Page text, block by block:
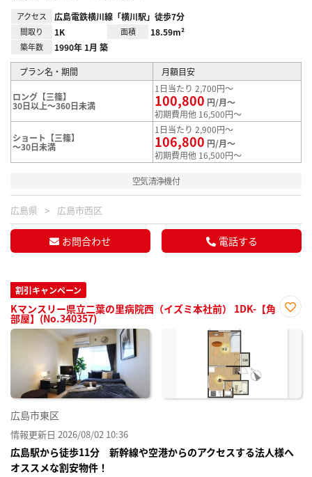
アクセス 広島電鉄横川線「横川駅」徒歩7分
間取り 1K 面積 18.59m²
築年数 1990年 1月 築
プラン名・期間 月額目安
ロング【三篠】
30日以上～360日未満
1日当たり 2,700円～
100,800 円/月～
初期費用他 16,500円～
ショート【三篠】
～30日未満
1日当たり 2,900円～
106,800 円/月～
初期費用他 16,500円～
空気清浄機付
広島県 広島市西区
お問合わせ 電話する
割引キャンペーン
Kマンスリー県立二葉の里病院西（イズミ本社前） 1DK-【角
部屋】(No.340357)
に入
広島市東区
情報更新日 2026/08/02 10:36
広島駅から徒歩11分 新幹線や空港からのアクセスする法人様へ
オススメな割安物件！